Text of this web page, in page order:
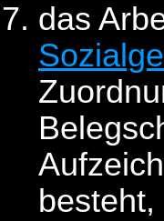
das
besteht,